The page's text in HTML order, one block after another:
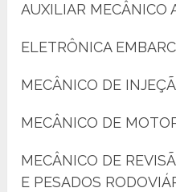
AUXILIAR MECÂNICO
ELETRÔNICA
MECÂNICO DE
MECÂNICO DE
MECÂNICO DE
E PESADOS